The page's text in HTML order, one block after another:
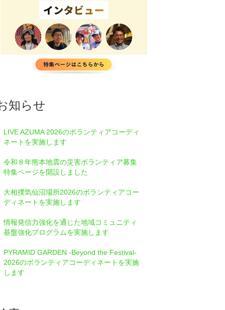
知らせ
LIVE AZUMA 2026のボランティアコーディ
ネートを実施します
令和８年熊本地震の災害ボランティア募集
特集ページを開設しました
大相撲気仙沼場所2026のボランティアコー
ディネートを実施します
情報発信⼒強化を通じた地域コミュニティ
基盤強化プログラムを実施します
PYRAMID GARDEN -Beyond the Festival-
2026のボランティアコーディネートを実施
します